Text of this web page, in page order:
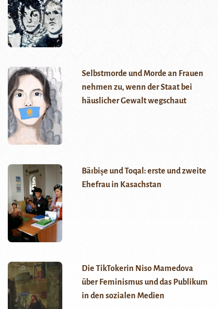
Selbstmorde und Morde an Frauen
nehmen zu, wenn der Staat bei
häuslicher Gewalt wegschaut
Bäıbişe und Toqal: erste und zweite
Ehefrau in Kasachstan
Die TikTokerin Niso Mamedova
über Feminismus und das Publikum
in den sozialen Medien